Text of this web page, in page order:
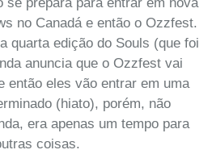
no Canadá e então o Ozzfest.
quarta edição do Souls (que foi
anuncia que o Ozzfest vai
então eles vão entrar em uma
(hiato), porém, não
era apenas um tempo para
coisas.